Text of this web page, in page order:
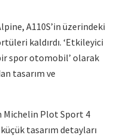
A110S’in üzerindeki
kaldırdı. ‘Etkileyici
spor otomobil’ olarak
tasarım ve
Michelin Plot Sport 4
tasarım detayları